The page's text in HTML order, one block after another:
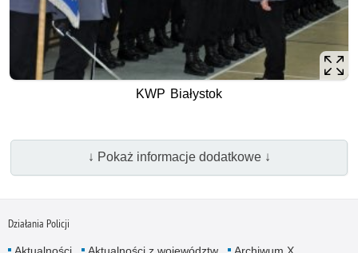
KWP Białystok
↓ Pokaż informacje dodatkowe ↓
Działania Policji